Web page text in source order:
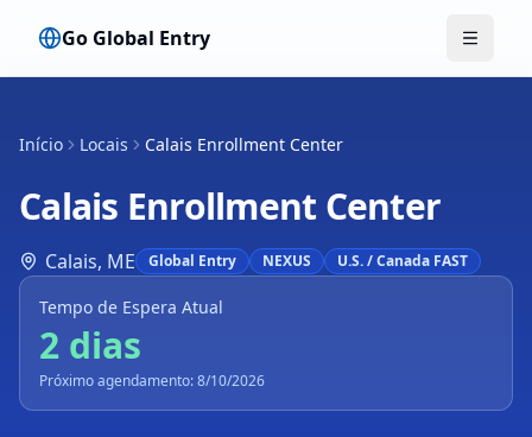
Go Global Entry
Início Locais Calais Enrollment Center
Calais Enrollment Center
Calais, ME Global Entry NEXUS U.S. / Canada FAST
Tempo de Espera Atual
2 dias
Próximo agendamento: 8/10/2026